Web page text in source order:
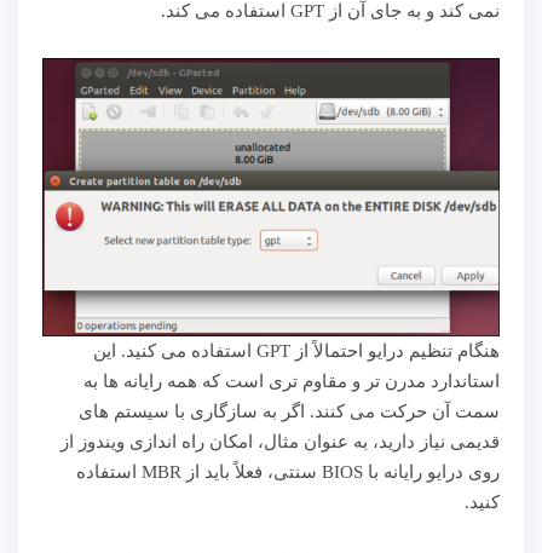
نمی کند و به جای آن از GPT استفاده می کند.
هنگام تنظیم درایو احتمالاً از GPT استفاده می کنید. این
استاندارد مدرن تر و مقاوم تری است که همه رایانه ها به
سمت آن حرکت می کنند. اگر به سازگاری با سیستم های
قدیمی نیاز دارید، به عنوان مثال، امکان راه اندازی ویندوز از
روی درایو رایانه با BIOS سنتی، فعلاً باید از MBR استفاده
کنید.